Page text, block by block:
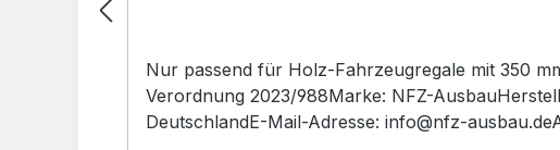
Nur passend für Holz-Fahrzeugregale mit 350
Verordnung 2023/988Marke: NFZ-
DeutschlandE-Mail-Adresse: info@nfz-